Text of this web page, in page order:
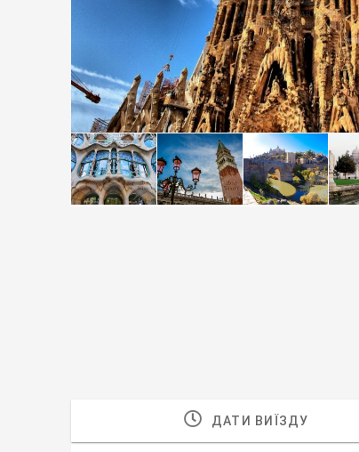
ДАТИ ВИЇЗДУ